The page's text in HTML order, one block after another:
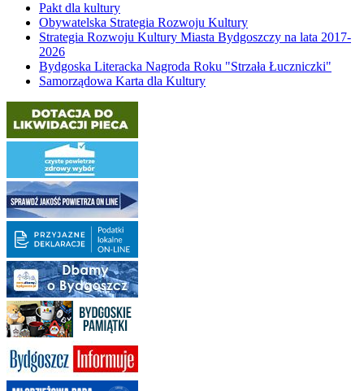
Pakt dla kultury
Obywatelska Strategia Rozwoju Kultury
Strategia Rozwoju Kultury Miasta Bydgoszczy na lata 2017-
2026
Bydgoska Literacka Nagroda Roku "Strzała Łuczniczki"
Samorządowa Karta dla Kultury